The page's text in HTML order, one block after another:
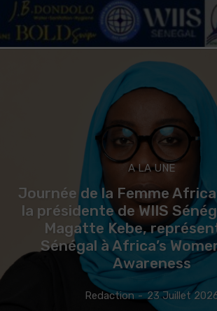
A LA UNE
Journée de la Femme
la présidente de WIIS
Magatte Kebe,
Sénégal à Africa’s
Awareness
Redaction - 23 Juillet